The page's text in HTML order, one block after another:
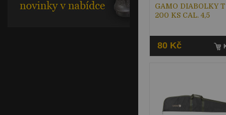
GAMO DIABOLKY
200 KS CAL. 4,5
80 Kč